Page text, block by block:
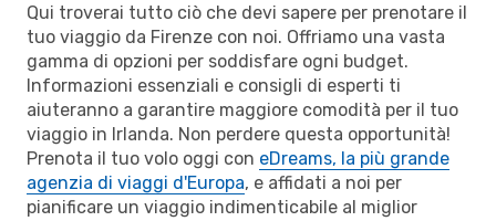
Qui troverai tutto ciò che devi sapere per prenotare il
tuo viaggio da Firenze con noi. Offriamo una vasta
gamma di opzioni per soddisfare ogni budget.
Informazioni essenziali e consigli di esperti ti
aiuteranno a garantire maggiore comodità per il tuo
viaggio in Irlanda. Non perdere questa opportunità!
Prenota il tuo volo oggi con eDreams, la più grande
agenzia di viaggi d'Europa, e affidati a noi per
pianificare un viaggio indimenticabile al miglior